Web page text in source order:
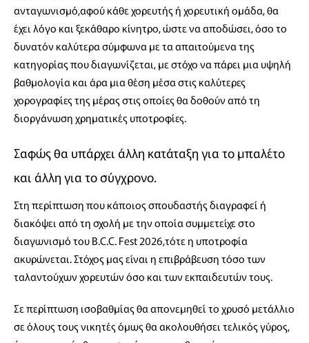
ανταγωνισμό,αφού κάθε χορευτής ή χορευτική ομάδα, θα
έχει λόγο και ξεκάθαρο κίνητρο, ώστε να αποδώσει, όσο το
δυνατόν καλύτερα σύμφωνα με τα απαιτούμενα της
κατηγορίας που διαγωνίζεται, με στόχο να πάρει μια υψηλή
βαθμολογία και άρα μια θέση μέσα στις καλύτερες
χορογραφίες της μέρας στις οποίες θα δοθούν από τη
διοργάνωση χρηματικές υποτροφίες.
Σαφώς θα υπάρχει άλλη κατάταξη για το μπαλέτο
και άλλη για το σύγχρονο.
​Στη περίπτωση που κάποιος σπουδαστής διαγραφεί ή
διακόψει από τη σχολή με την οποία συμμετείχε στο
διαγωνισμό του B.C.C. Fest 2026,τότε η υποτροφία
ακυρώνεται. Στόχος μας είναι η επιβράβευση τόσο των
ταλαντούχων χορευτών όσο και των εκπαιδευτών τους.
Σε περίπτωση ισοβαθμίας θα απονεμηθεί το χρυσό μετάλλιο
σε όλους τους νικητές όμως θα ακολουθήσει τελικός γύρος,